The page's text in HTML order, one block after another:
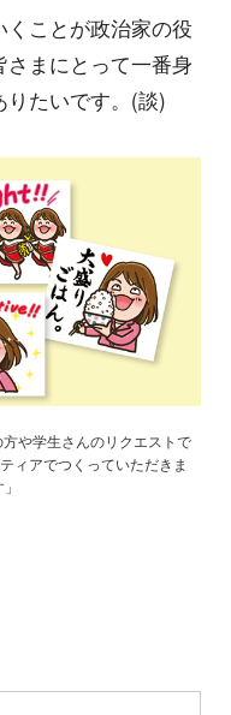
ことが政治家の役
まにとって一番身
たいです。(談)
や学生さんのリクエストで
ィアでつくっていただきま